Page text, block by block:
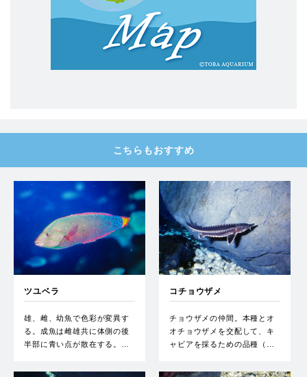
こちらもおすすめ
ツユベラ
雄、雌、幼魚で色彩が変異す
る。成魚は雌雄共に体側の後
半部に青い点が散在する。…
コチョウザメ
チョウザメの仲間。本種とオ
オチョウザメを交配して、キ
ャビアを採るための品種（…